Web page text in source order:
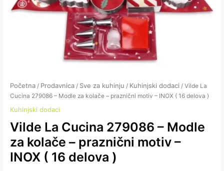
Početna / Prodavnica / Sve za kuhinju / Kuhinjski dodaci / Vilde La
Cucina 279086 – Modle za kolače – praznični motiv – INOX ( 16 delova )
Kuhinjski dodaci
Vilde La Cucina 279086 – Modle
za kolače – praznični motiv –
INOX ( 16 delova )
16